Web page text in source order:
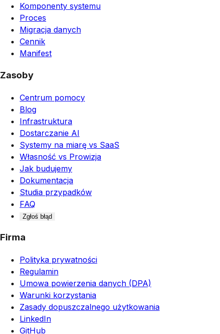
Komponenty systemu
Proces
Migracja danych
Cennik
Manifest
Zasoby
Centrum pomocy
Blog
Infrastruktura
Dostarczanie AI
Systemy na miarę vs SaaS
Własność vs Prowizja
Jak budujemy
Dokumentacja
Studia przypadków
FAQ
Zgłoś błąd
Firma
Polityka prywatności
Regulamin
Umowa powierzenia danych (DPA)
Warunki korzystania
Zasady dopuszczalnego użytkowania
LinkedIn
GitHub